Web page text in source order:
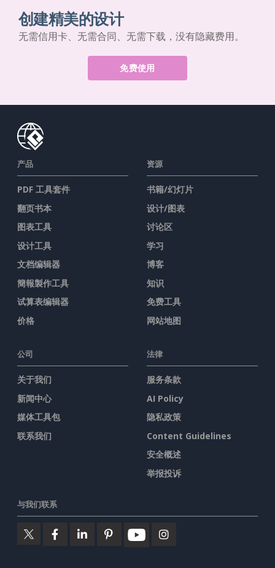
创建精美的设计
无需信用卡、无需合同、无需下载，没有隐藏费用。
免费使用
产品
PDF 工具套件
翻页书本
图表工具
设计工具
文档编辑器
簡報製作工具
试算表编辑器
价格
资源
书籍/幻灯片
设计/图表
讨论区
学习
博客
知识
免费工具
网站地图
公司
关于我们
新闻中心
媒体工具包
联系我们
法律
服务条款
AI Policy
隐私政策
Content Guidelines
安全概述
举报投诉
与我们联系